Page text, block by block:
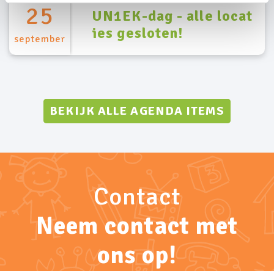
25
september
UN1EK-dag - alle locat
ies gesloten!
BEKIJK ALLE AGENDA ITEMS
Contact
Neem contact met
ons op!